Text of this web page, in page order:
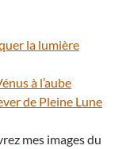
la lumière
à l’aube
de Pleine Lune
mes images du